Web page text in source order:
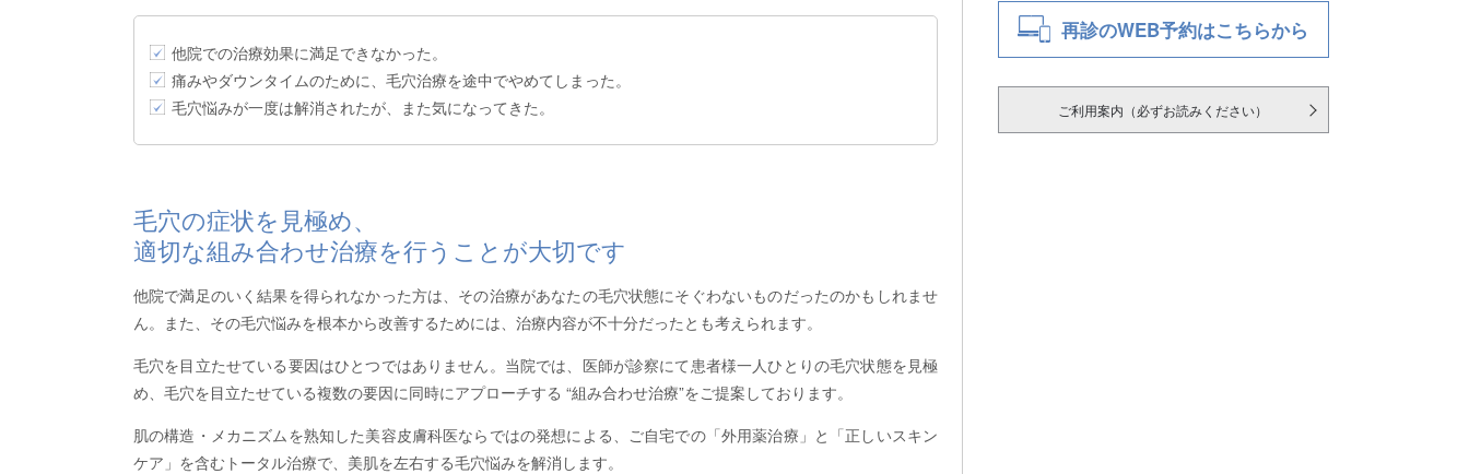
他院での治療効果に満足できなかった。
痛みやダウンタイムのために、毛穴治療を途中でやめてしまった。
毛穴悩みが一度は解消されたが、また気になってきた。
毛穴の症状を見極め、
適切な組み合わせ治療を行うことが大切です
他院で満足のいく結果を得られなかった方は、その治療があなたの毛穴状態にそぐわないものだったのかもしれませ
ん。また、その毛穴悩みを根本から改善するためには、治療内容が不十分だったとも考えられます。
毛穴を目立たせている要因はひとつではありません。当院では、医師が診察にて患者様一人ひとりの毛穴状態を見極
め、毛穴を目立たせている複数の要因に同時にアプローチする “組み合わせ治療”をご提案しております。
肌の構造・メカニズムを熟知した美容皮膚科医ならではの発想による、ご自宅での「外用薬治療」と「正しいスキン
ケア」を含むトータル治療で、美肌を左右する毛穴悩みを解消します。
再診のWEB予約はこちらから
ご利用案内（必ずお読みください）